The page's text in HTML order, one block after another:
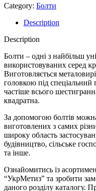
Category: Болти
Description
Description
Болти – одні з найбільш
використовуваних серед
Виготовляється
головкою під
частіше всього
квадратна.
За допомогою болтів
виготовлених з самих
широку область
будівництво, сільське
та інше.
Ознайомитись із
“УкрМетиз” та зробити
даного розділу каталогу.